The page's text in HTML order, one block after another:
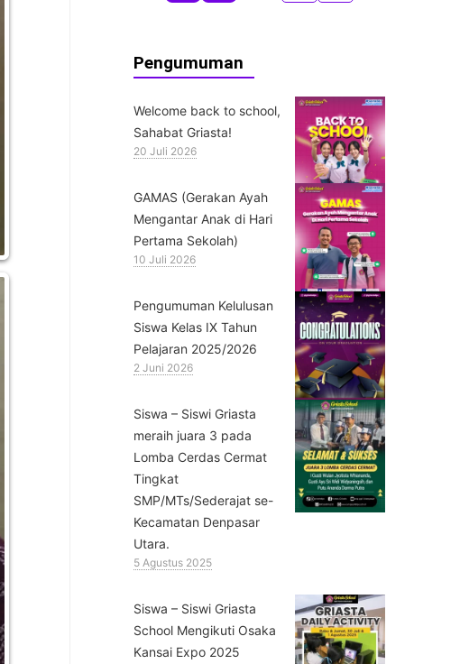
Pengumuman
Welcome back to school,
Sahabat Griasta!
20 Juli 2026
GAMAS (Gerakan Ayah
Mengantar Anak di Hari
Pertama Sekolah)
10 Juli 2026
Pengumuman Kelulusan
Siswa Kelas IX Tahun
Pelajaran 2025/2026
2 Juni 2026
Siswa – Siswi Griasta
meraih juara 3 pada
Lomba Cerdas Cermat
Tingkat
SMP/MTs/Sederajat se-
Kecamatan Denpasar
Utara.
5 Agustus 2025
Siswa – Siswi Griasta
School Mengikuti Osaka
Kansai Expo 2025